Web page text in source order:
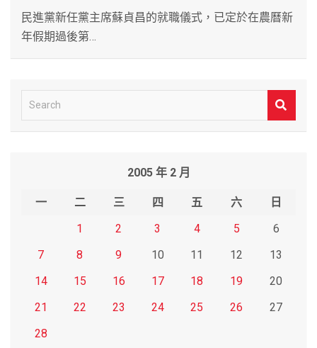
民進黨新任黨主席蘇貞昌的就職儀式，已定於在農曆新
年假期過後第…
e
2005 年 2 月
一 二 三 四 五 六
日
1
2 3 4 5
6
7
8 9 10 11 12
13
14
15 16 17 18 19
20
21
22 23 24 25 26
27
28